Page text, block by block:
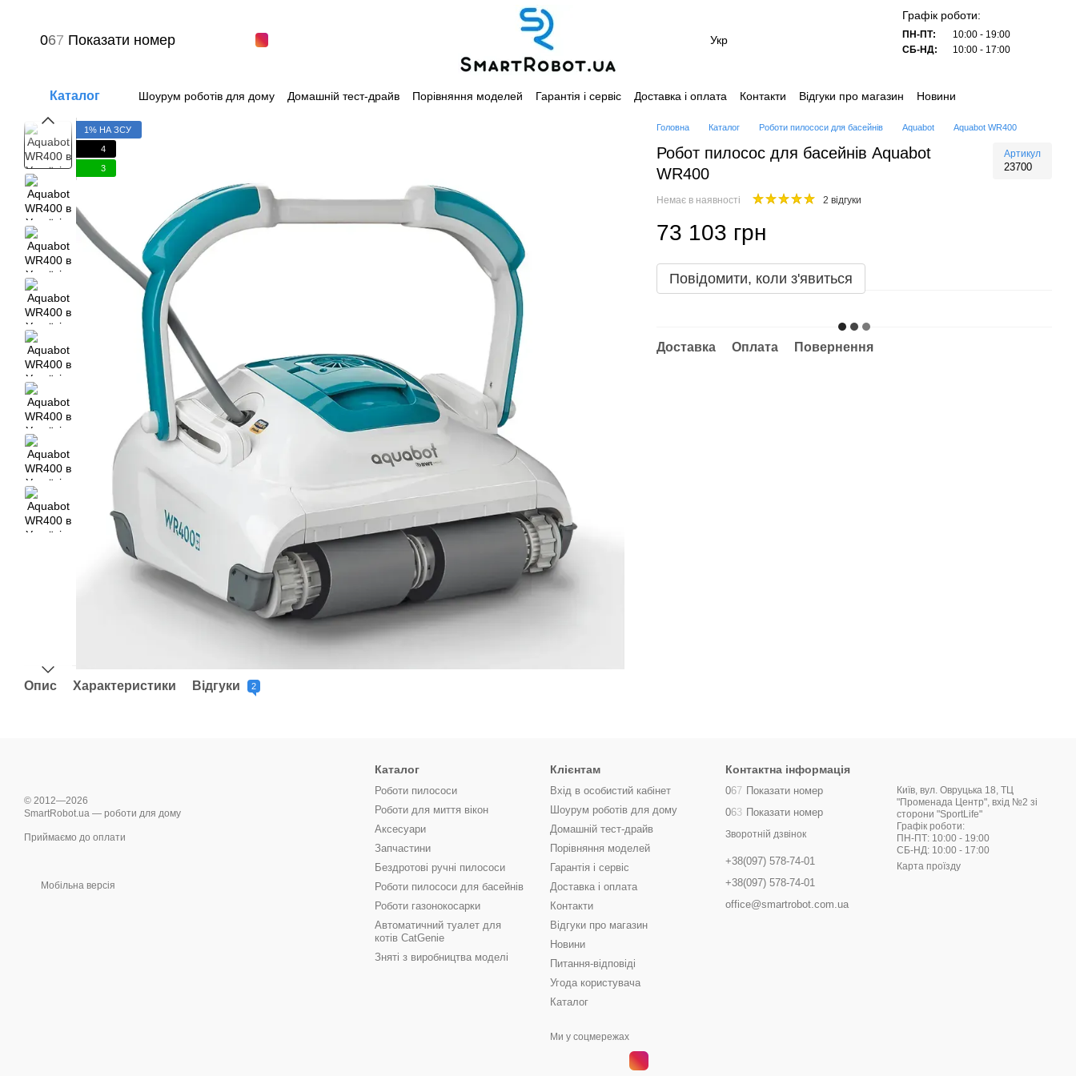
067 Показати номер Укр
Графік роботи:
ПН-ПТ:
10:00 - 19:00
СБ-НД:
10:00 - 17:00
Каталог Шоурум роботів для дому Домашній тест-драйв Порівняння моделей Гарантія і сервіс Доставка і оплата Контакти Відгуки про магазин
Новини
1% НА ЗСУ
4
3
Опис Характеристики Відгуки 2
Головна Каталог Роботи пилососи для басейнів Aquabot Aquabot WR400
Робот пилосос для басейнів Aquabot
WR400
Артикул
23700
Немає в наявності 2 відгуки
73 103 грн
Повідомити, коли з'явиться
Доставка Оплата Повернення
© 2012—2026
SmartRobot.ua — роботи для дому
Приймаємо до оплати
Мобільна версія
Каталог
Роботи пилососи
Роботи для миття вікон
Аксесуари
Запчастини
Бездротові ручні пилососи
Роботи пилососи для басейнів
Роботи газонокосарки
Автоматичний туалет для
котів CatGenie
Зняті з виробництва моделі
Клієнтам
Вхід в особистий кабінет
Шоурум роботів для дому
Домашній тест-драйв
Порівняння моделей
Гарантія і сервіс
Доставка і оплата
Контакти
Відгуки про магазин
Новини
Питання-відповіді
Угода користувача
Каталог
Ми у соцмережах
Контактна інформація
067 Показати номер
063 Показати номер
Зворотній дзвінок
+38(097) 578-74-01
+38(097) 578-74-01
office@smartrobot.com.ua
Київ, вул. Овруцька 18, ТЦ
"Променада Центр", вхід №2 зі
сторони "SportLife"
Графік роботи:
ПН-ПТ: 10:00 - 19:00
СБ-НД: 10:00 - 17:00
Карта проїзду